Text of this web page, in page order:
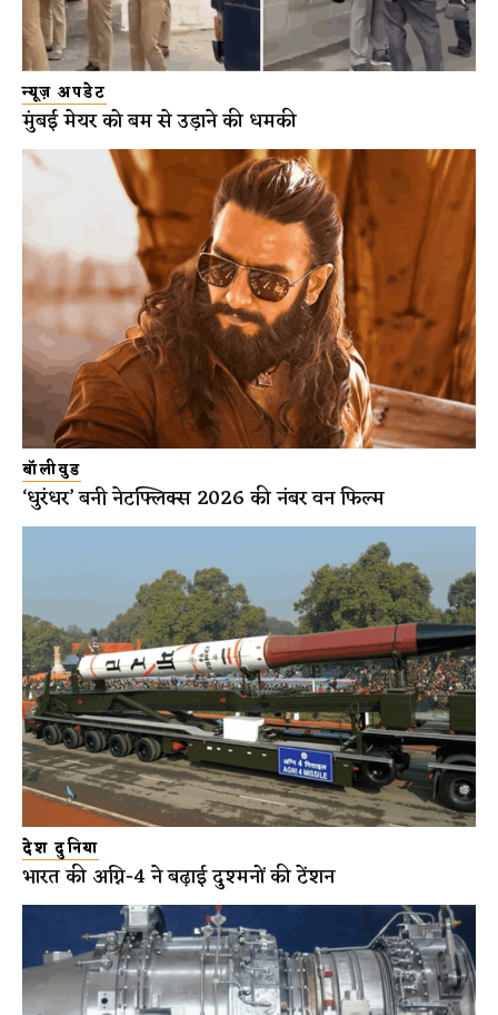
न्यूज़ अपडेट
मुंबई मेयर को बम से उड़ाने की धमकी
बॉलीवुड
‘धुरंधर’ बनी नेटफ्लिक्स 2026 की नंबर वन फिल्म
देश दुनिया
भारत की अग्नि-4 ने बढ़ाई दुश्मनों की टेंशन